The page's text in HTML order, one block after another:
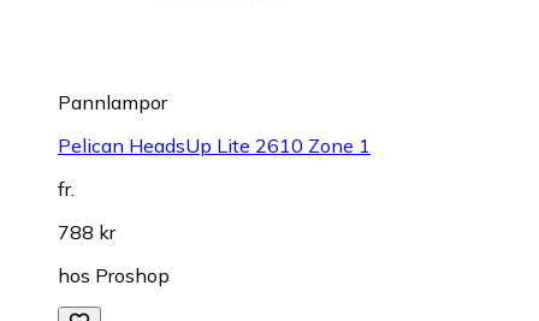
Pannlampor
Pelican HeadsUp Lite 2610 Zone 1
fr.
788 kr
hos Proshop